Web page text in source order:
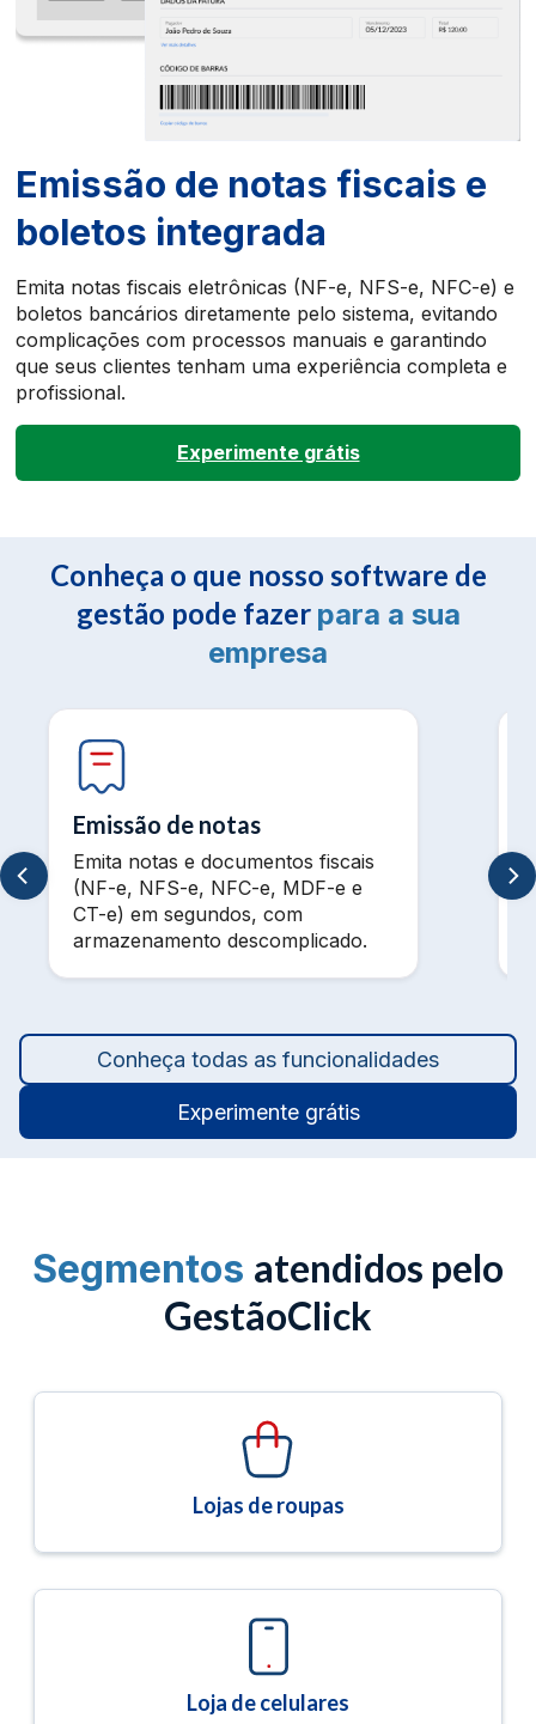
Emissão de notas fiscais e
boletos integrada
Emita notas fiscais eletrônicas (NF-e, NFS-e, NFC-e) e
boletos bancários diretamente pelo sistema, evitando
complicações com processos manuais e garantindo
que seus clientes tenham uma experiência completa e
profissional.
Experimente grátis
Conheça o que nosso software de
gestão pode fazer para a sua
empresa
Emissão de notas
Emita notas e documentos fiscais
(NF-e, NFS-e, NFC-e, MDF-e e
CT-e) em segundos, com
armazenamento descomplicado.
Conheça todas as funcionalidades
Experimente grátis
Segmentos atendidos pelo
GestãoClick
Lojas de roupas
Loja de celulares